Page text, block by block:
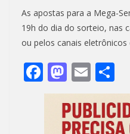
As apostas para a Mega-
19h do dia do sorteio, nas
ou pelos canais eletrônicos
F
ac
M
as
to
E
m
ai
h